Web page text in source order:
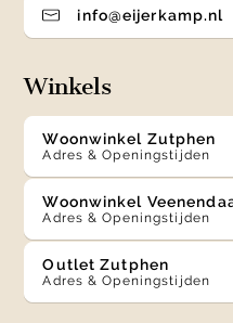
info@eijerkamp.nl
Winkels
Woonwinkel Zutphen
Adres & Openingstijden
Woonwinkel
Adres & Openingstijden
Outlet Zutphen
Adres & Openingstijden